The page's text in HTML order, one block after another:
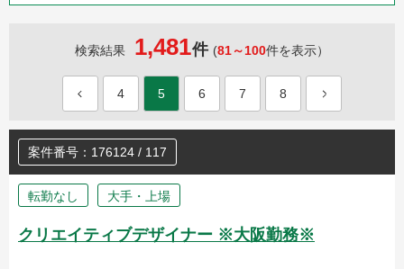
検索結果 1,481件 (81～100件を表示）
4 5 6 7 8
案件番号：176124 / 117
転勤なし 大手・上場
クリエイティブデザイナー ※大阪勤務※